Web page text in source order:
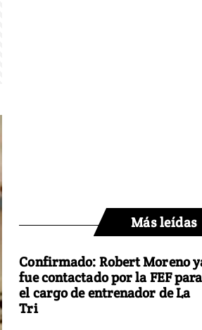
Más leídas
Confirmado: Robert Moreno
fue contactado por la FEF para
el cargo de entrenador de La
Tri